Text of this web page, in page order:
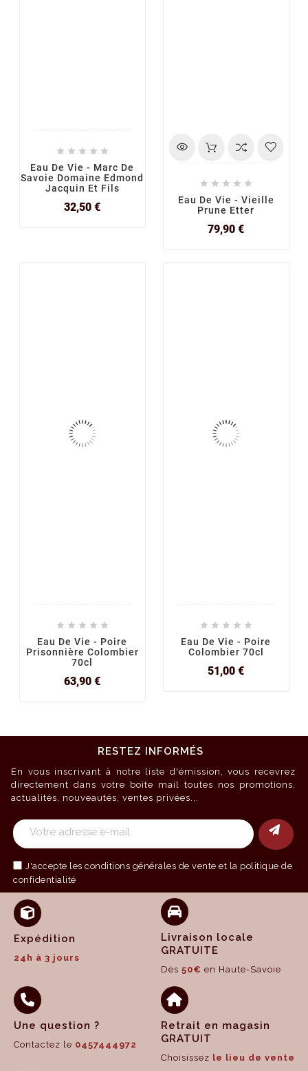
    
Eau De Vie - Marc De
Savoie Domaine Edmond
Jacquin Et Fils
32,50 €Prix
    
Eau De Vie - Vieille
Prune Etter
79,90 €Prix
    
Eau De Vie - Poire
Prisonnière Colombier
70cl
63,90 €Prix
    
Eau De Vie - Poire
Colombier 70cl
51,00 €Prix
RESTEZ INFORMÉS
En vous inscrivant à notre liste d'émission, vous recevrez
directement dans votre boite mail toutes nos promotions,
actualités, nouveautés, ventes privées...
J'accepte les conditions générales de vente et la politique de
confidentialité
Expédition
24h à 3 jours
Livraison locale
GRATUITE
Dès 50€ en Haute-Savoie
Une question ?
Contactez le 0457444972
Retrait en magasin
GRATUIT
Choisissez le lieu de vente